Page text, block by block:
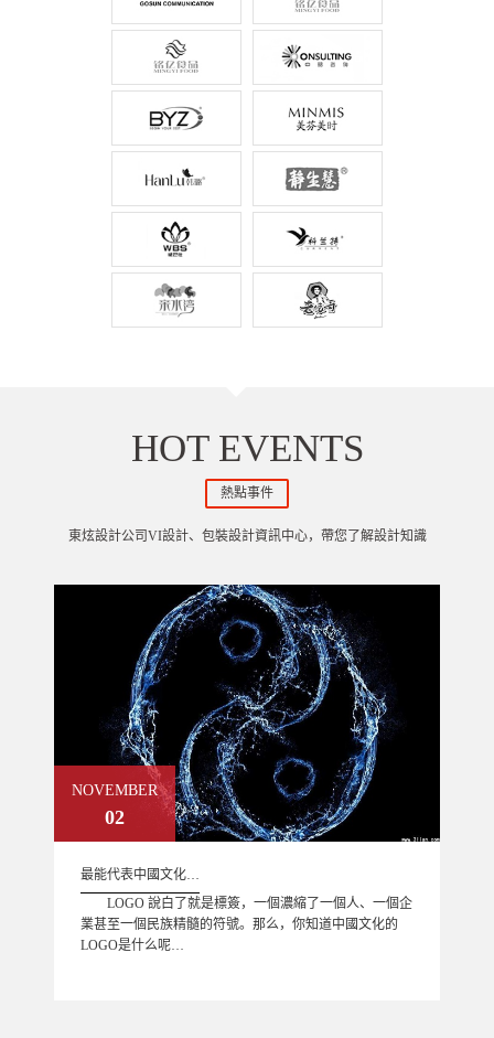
HOT EVENTS
熱點事件
東炫設計公司VI設計、包裝設計資訊中心，帶您了解設計知識
NOVEMBER
02
最能代表中國文化…
LOGO 說白了就是標簽，一個濃縮了一個人、一個企
業甚至一個民族精髓的符號。那么，你知道中國文化的
LOGO是什么呢…